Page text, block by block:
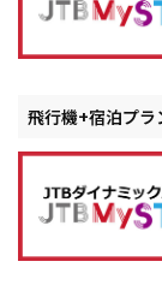
飛行機+宿泊プラ